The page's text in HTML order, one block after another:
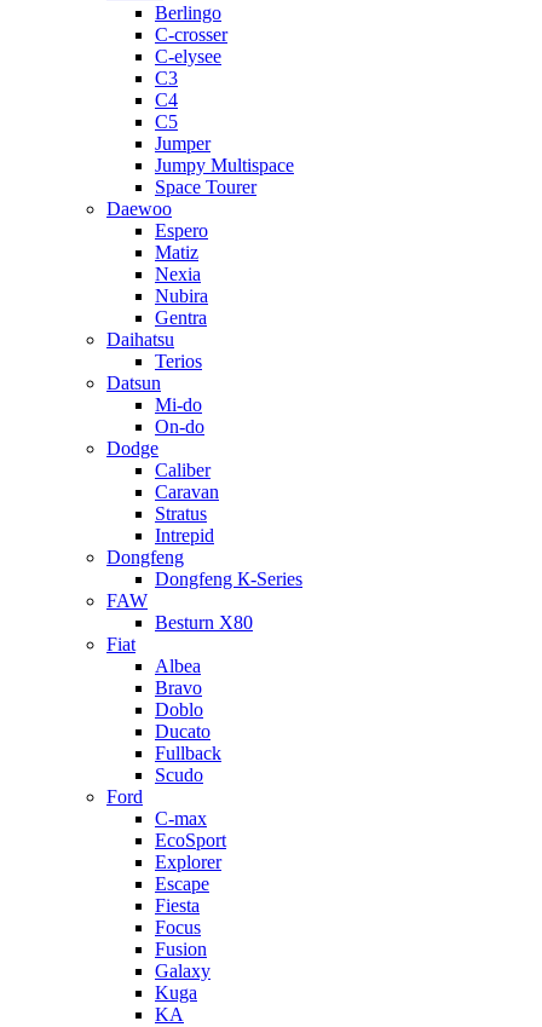
Berlingo
C-crosser
C-elysee
C3
C4
C5
Jumper
Jumpy Multispace
Space Tourer
Daewoo
Espero
Matiz
Nexia
Nubira
Gentra
Daihatsu
Terios
Datsun
Mi-do
On-do
Dodge
Caliber
Caravan
Stratus
Intrepid
Dongfeng
Dongfeng К-Series
FAW
Besturn Х80
Fiat
Albea
Bravo
Doblo
Ducato
Fullback
Scudo
Ford
C-max
EcoSport
Explorer
Escape
Fiesta
Focus
Fusion
Galaxy
Kuga
KA